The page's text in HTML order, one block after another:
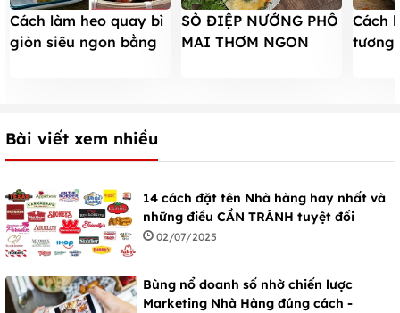
Cách làm heo quay bì
giòn siêu ngon bằng
SÒ ĐIỆP NƯỚNG PHÔ
MAI THƠM NGON
Cách
tương
Bài viết xem nhiều
14 cách đặt tên Nhà hàng hay nhất và
những điều CẦN TRÁNH tuyệt đối
02/07/2025
Bùng nổ doanh số nhờ chiến lược
Marketing Nhà Hàng đúng cách -